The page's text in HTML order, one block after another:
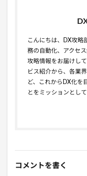
こんにちは、DX攻略
務の自動化、アクセ
攻略情報をお届けし
ビス紹介から、各業
ど、これからDX化を
とをミッションとし
コメントを書く